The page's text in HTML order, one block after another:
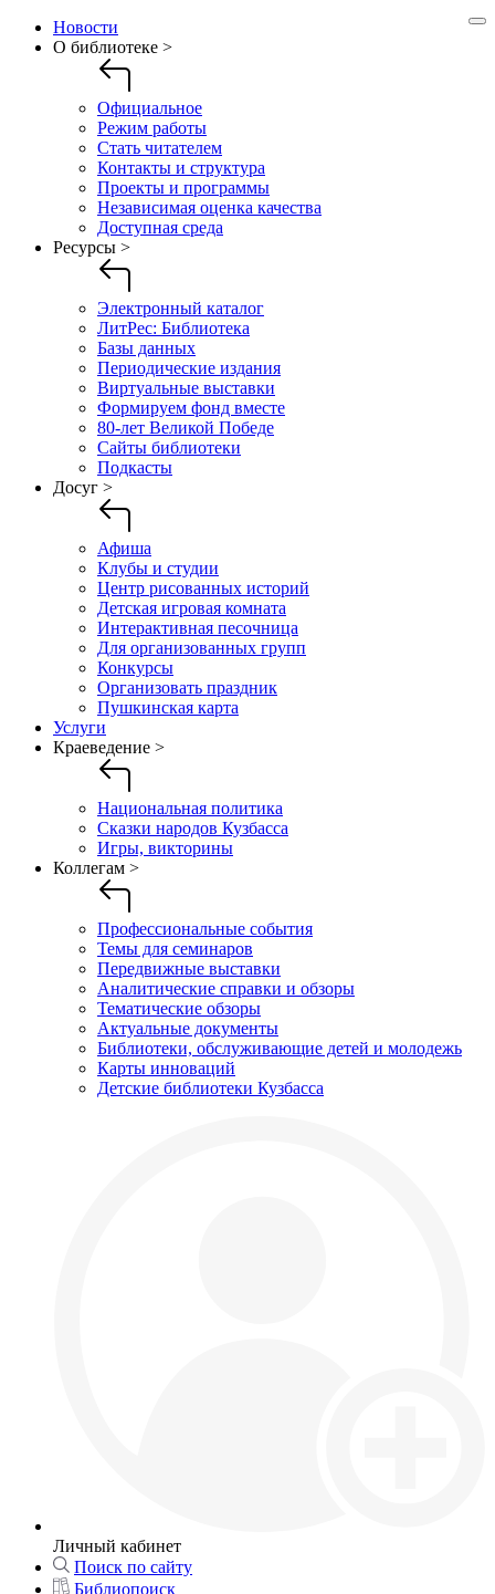
Новости
О библиотеке >
Официальное
Режим работы
Стать читателем
Контакты и структура
Проекты и программы
Независимая оценка качества
Доступная среда
Ресурсы >
Электронный каталог
ЛитРес: Библиотека
Базы данных
Периодические издания
Виртуальные выставки
Формируем фонд вместе
80-лет Великой Победе
Сайты библиотеки
Подкасты
Досуг >
Афиша
Клубы и студии
Центр рисованных историй
Детская игровая комната
Интерактивная песочница
Для организованных групп
Конкурсы
Организовать праздник
Пушкинская карта
Услуги
Краеведение >
Национальная политика
Сказки народов Кузбасса
Игры, викторины
Коллегам >
Профессиональные события
Темы для семинаров
Передвижные выставки
Аналитические справки и обзоры
Тематические обзоры
Актуальные документы
Библиотеки, обслуживающие детей и молодежь
Карты инноваций
Детские библиотеки Кузбасса
Личный кабинет
Поиск по сайту
Библиопоиск